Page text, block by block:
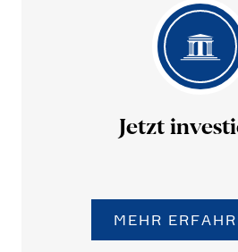
Jetzt
MEHR